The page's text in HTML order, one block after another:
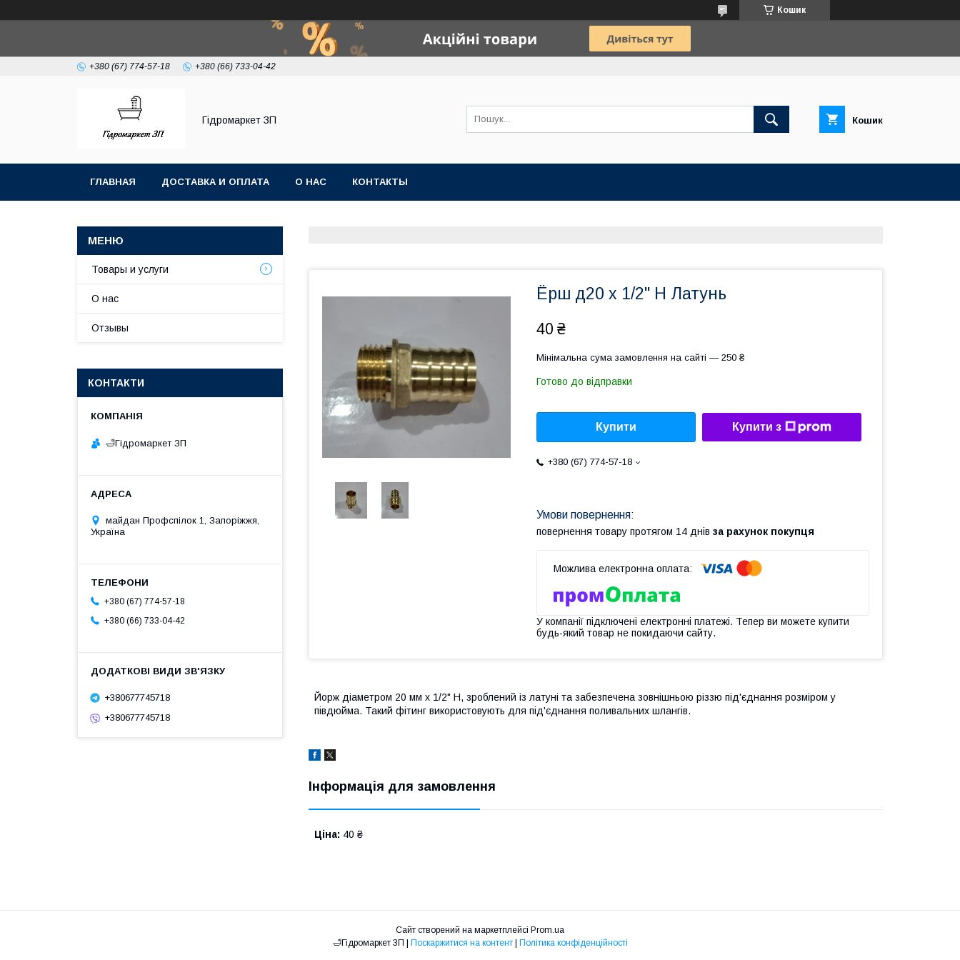
Кошик
+380 (67) 774-57-18 +380 (66) 733-04-42
Гiдромаркет ЗП Кошик
ГЛАВНАЯ ДОСТАВКА И ОПЛАТА О НАС КОНТАКТЫ
Ёрш д20 х 1/2" Н Латунь
40 ₴
Мінімальна сума замовлення на сайті — 250 ₴
Готово до відправки
Купити Купити з
+380 (67) 774-57-18
повернення товару протягом 14 днів за рахунок покупця
У компанії підключені електронні платежі. Тепер ви можете купити
будь-який товар не покидаючи сайту.
Йорж діаметром 20 мм х 1/2" Н, зроблений із латуні та забезпечена зовнішньою різзю під'єднання розміром у
півдюйма. Такий фітинг використовують для під'єднання поливальних шлангів.
Інформація для замовлення
Ціна: 40 ₴
Товары и услуги
О нас
Отзывы
КОНТАКТИ
🛁Гiдромаркет ЗП
майдан Профспілок 1, Запоріжжя,
Україна
+380 (67) 774-57-18
+380 (66) 733-04-42
+380677745718
+380677745718
Сайт створений на маркетплейсі Prom.ua
🛁Гiдромаркет ЗП | Поскаржитися на контент | Політика конфіденційності